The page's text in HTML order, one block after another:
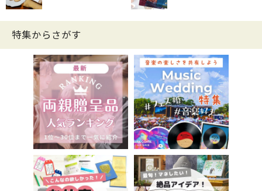
特集からさがす